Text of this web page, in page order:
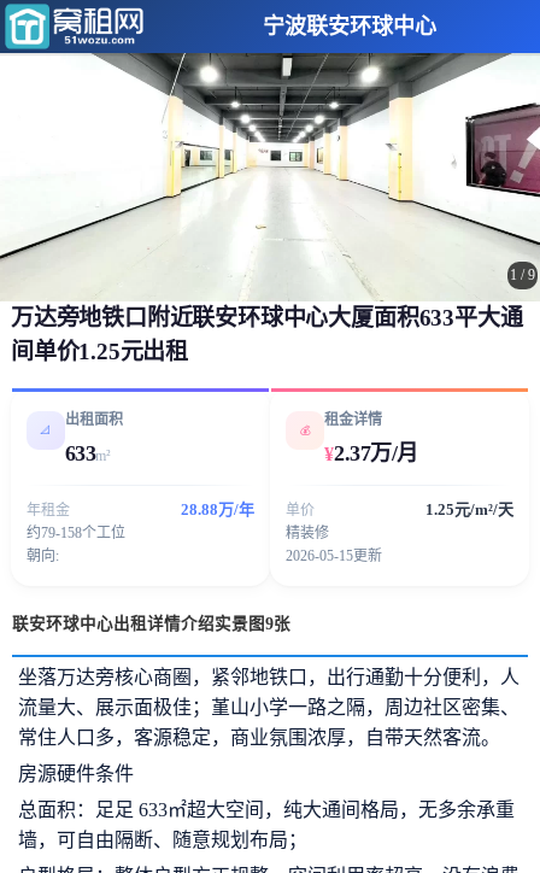
宁波联安环球中心
1 /9
万达旁地铁口附近联安环球中心大厦面积633平大通
间单价1.25元出租
📐
出租面积
633m²
年租金 28.88万/年
约79-158个工位
朝向:
💰
租金详情
¥2.37万/月
单价 1.25元/m²/天
精装修
2026-05-15更新
联安环球中心出租详情介绍实景图9张
坐落万达旁核心商圈，紧邻地铁口，出行通勤十分便利，人
流量大、展示面极佳；堇山小学一路之隔，周边社区密集、
常住人口多，客源稳定，商业氛围浓厚，自带天然客流。
房源硬件条件
总面积：足足 633㎡超大空间，纯大通间格局，无多余承重
墙，可自由隔断、随意规划布局；